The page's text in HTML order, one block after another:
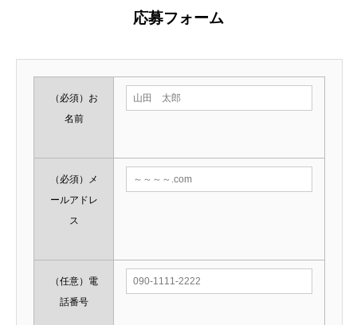
応募フォーム
（必須） お
名前
（必須）
メ
ールアドレ
ス
（任意） 電
話番号